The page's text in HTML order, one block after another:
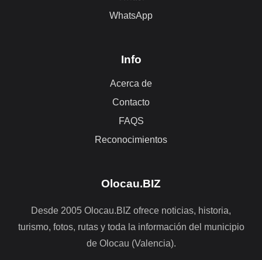
WhatsApp
Info
Acerca de
Contacto
FAQS
Reconocimientos
Olocau.BIZ
Desde 2005 Olocau.BIZ ofrece noticias, historia,
turismo, fotos, rutas y toda la información del municipio
de Olocau (Valencia).